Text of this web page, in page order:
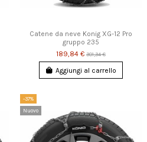
Catene da neve Konig XG-12 Pro
gruppo 235
189,84 €301,34 €
Aggiungi al carrello
-37%
Nuovo